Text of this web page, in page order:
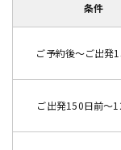
条件
ご予約後～ご出発
ご出発150日前～